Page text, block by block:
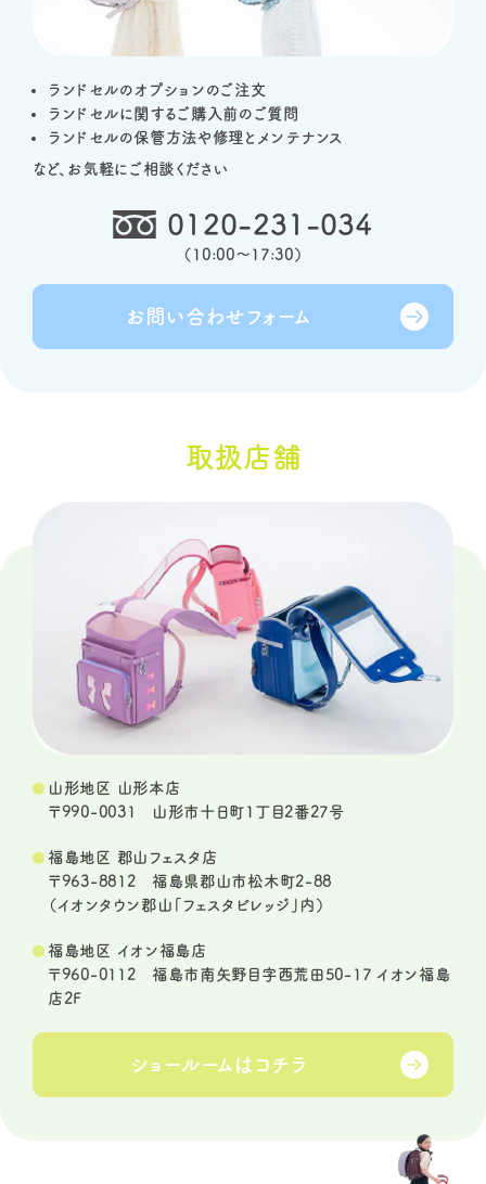
ランドセルのオプションのご注文
ランドセルに関するご購入前のご質問
ランドセルの保管方法や修理とメンテナンス
など、お気軽にご相談ください
0120-231-034
（ 10:00～17:30 ）
お問い合わせ フォーム
取扱店舗
山形地区 山形本店
〒990-0031 山形市十日町1丁目2番27号
福島地区 郡山フェスタ店
〒963-8812 福島県郡山市松木町2-88
（イオンタウン郡山「フェスタビレッジ」内）
福島地区 イオン福島店
〒960-0112 福島市南矢野目字西荒田50-17 イオン福島
店2F
ショールームは コチラ